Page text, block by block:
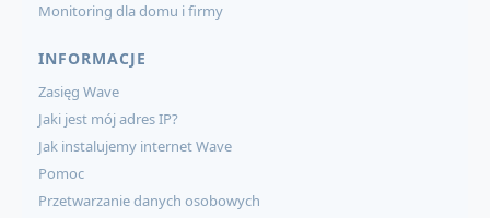
Monitoring dla domu i firmy
INFORMACJE
Zasięg Wave
Jaki jest mój adres IP?
Jak instalujemy internet Wave
Pomoc
Przetwarzanie danych osobowych